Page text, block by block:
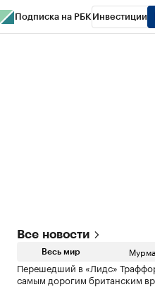
Подписка на РБК Инвестиции
Все новости
Весь мир
Перешедший в «Лидс»
самым дорогим британским